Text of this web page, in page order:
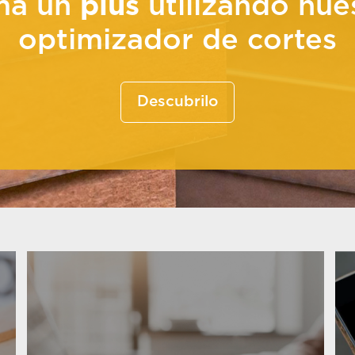
un plus utilizando
optimizador de cortes
Descubrilo